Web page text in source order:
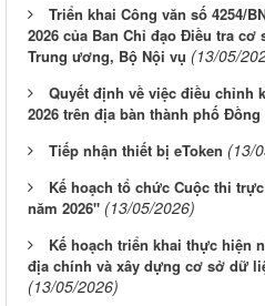
Triển khai Công văn số 4254/
2026 của Ban Chỉ đạo Điều tra
Trung ương, Bộ Nội vụ (13/05/
Quyết định về việc điều chỉnh
2026 trên địa bàn thành phố Đồng
Tiếp nhận thiết bị eToken (13/
Kế hoạch tổ chức Cuộc thi
năm 2026" (13/05/2026)
Kế hoạch triển khai thực hiện
địa chính và xây dựng cơ sở dữ
(13/05/2026)